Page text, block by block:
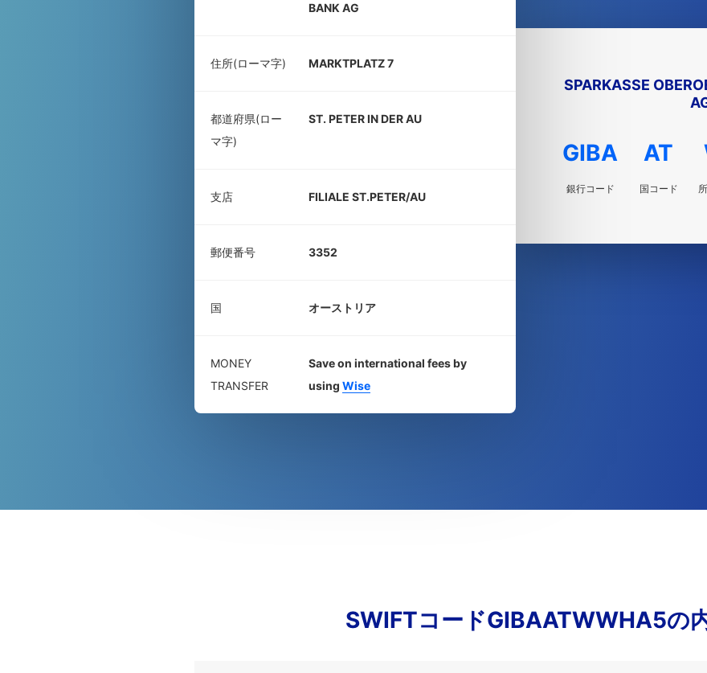
BANK AG
住所(ローマ字) MARKTPLATZ 7
都道府県(ロー
マ字)
ST. PETER IN DER AU
支店 FILIALE ST.PETER/AU
郵便番号 3352
国 オーストリア
MONEY
TRANSFER
Save on international fees by
using Wise
SPARKASSE
GIBA
銀行コード
AT
国コード
SWIFTコードGIBAATWWHA5の